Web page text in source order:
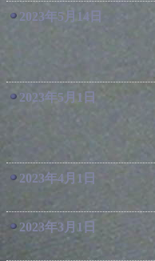
2023年5月14日
2023年5月1日
2023年4月1日
2023年3月1日